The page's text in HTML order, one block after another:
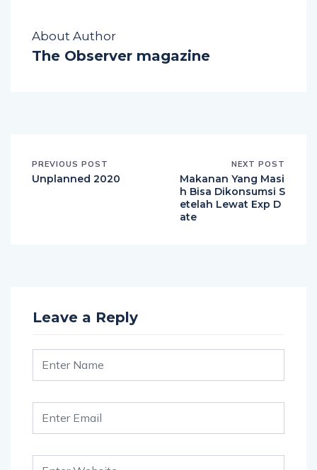
About Author
The Observer magazine
PREVIOUS POST
Unplanned 2020
NEXT POST
Makanan Yang Masi
h Bisa Dikonsumsi S
etelah Lewat Exp D
ate
Leave a Reply